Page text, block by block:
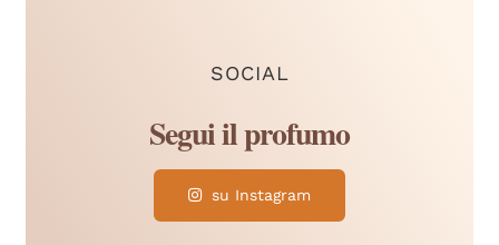
SOCIAL
su Instagram